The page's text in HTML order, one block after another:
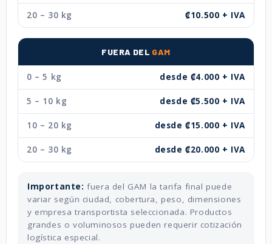
20 – 30 kg ₡10.500 + IVA
FUERA DEL GAM
0 – 5 kg desde ₡4.000 + IVA
5 – 10 kg desde ₡5.500 + IVA
10 – 20 kg desde ₡15.000 + IVA
20 – 30 kg desde ₡20.000 + IVA
Importante: fuera del GAM la tarifa final puede
variar según ciudad, cobertura, peso, dimensiones
y empresa transportista seleccionada. Productos
grandes o voluminosos pueden requerir cotización
logística especial.